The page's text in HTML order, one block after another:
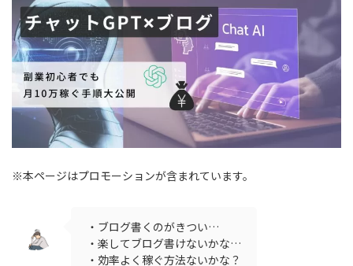
※本ページはプロモーションが含まれています。
・ブログ書くのがきつい…
・楽してブログ書けないかな…
・効率よく稼ぐ方法ないかな？